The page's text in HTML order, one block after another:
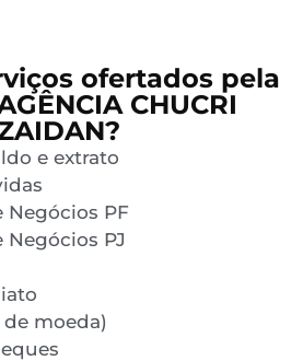
ofertados pela
CHUCRI
e extrato
PF
PJ
moeda)